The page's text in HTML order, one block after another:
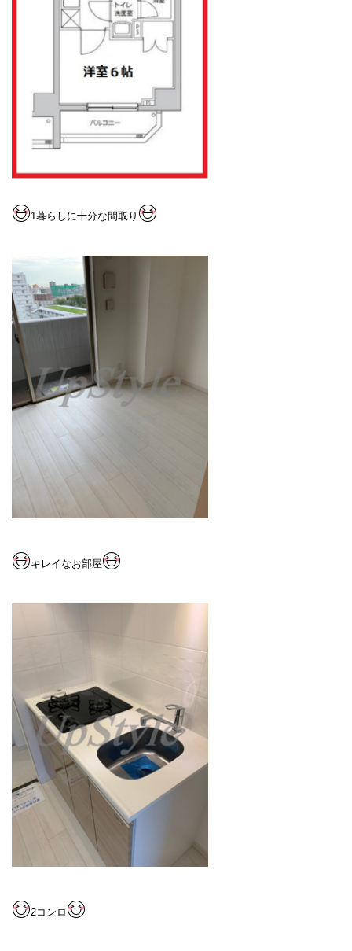
1暮らしに十分な間取り
キレイなお部屋
2コンロ